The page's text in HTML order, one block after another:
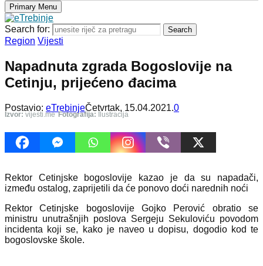
Primary Menu
Search for: Search
Region Vijesti
Napadnuta zgrada Bogoslovije na
Cetinju, prijećeno đacima
Postavio: eTrebinjeČetvrtak, 15.04.2021.0
Izvor: vijesti.me Fotografija: Ilustracija
Rektor Cetinjske bogoslovije kazao je da su napadači,
između ostalog, zaprijetili da će ponovo doći narednih noći
Rektor Cetinjske bogoslovije Gojko Perović obratio se
ministru unutrašnjih poslova Sergeju Sekuloviću povodom
incidenta koji se, kako je naveo u dopisu, dogodio kod te
bogoslovske škole.